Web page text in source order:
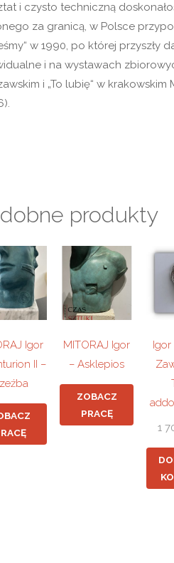
i czysto techniczną
za granicą, w Polsce
w 1990, po której przyszły
i na wystawach
i „To lubię“ w
produkty
Igor
II –
MITORAJ Igor
– Asklepios
ZOBACZ
PRACĘ
Igor
1